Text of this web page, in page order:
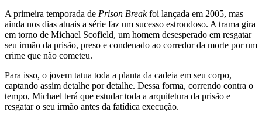
A primeira temporada de Prison Breakfoi lançada em 2005, mas
ainda nos dias atuais a série faz um sucesso estrondoso. A trama gira
em torno de Michael Scofield, um homem desesperado em resgatar
seu irmão da prisão, preso e condenado ao corredor da morte por um
crime que não cometeu.
Para isso, o jovem tatua toda a planta da cadeia em seu corpo,
captando assim detalhe por detalhe. Dessa forma, correndo contra o
tempo, Michael terá que estudar toda a arquitetura da prisão e
resgatar o seu irmão antes da fatídica execução.